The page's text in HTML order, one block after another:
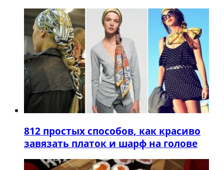
812 простых способов, как красиво
завязать платок и шарф на голове